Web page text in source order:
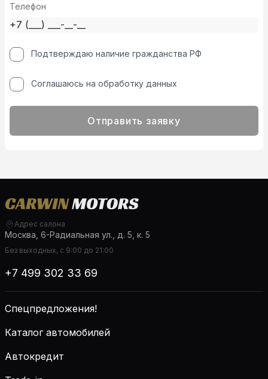
Телефон
Подтверждаю наличие гражданства РФ
Соглашаюсь на обработку данных
Отправить заявку
Адрес салона
Москва, 6-Радиальная ул., д. 5, к. 5
Без выходных, с 9:00 до 21:00
+7 499 302 33 69
Спецпредложения!
Каталог автомобилей
Автокредит